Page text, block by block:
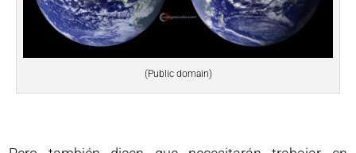
(Public domain)